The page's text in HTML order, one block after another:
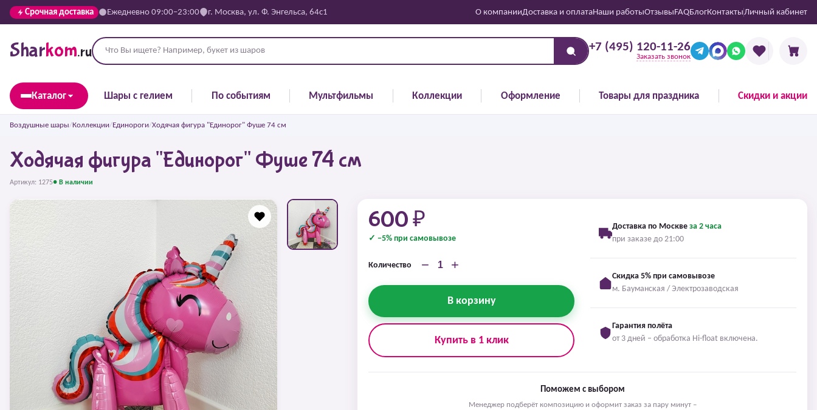
Срочная доставка Ежедневно 09:00–23:00 г. Москва, ул. Ф. Энгельса, 64с1 О компанииДоставка и оплатаНаши работыОтзывыFAQБлогКонтактыЛичный кабинет
Sharkom.ru +7 (495) 120-11-26
Заказать звонок
Каталог Шары с гелием По событиям Мультфильмы Коллекции Оформление Товары для праздника Скидки и акции
Воздушные шары/Коллекции/Единороги/Ходячая фигура "Единорог" Фуше 74 см
Ходячая фигура "Единорог" Фуше 74 см
Артикул: 1275● В наличии
600 ₽
✓ −5% при самовывозе
Количество − +
В корзину
Купить в 1 клик
Доставка по Москве за 2 часа
при заказе до 21:00
Скидка 5% при самовывозе
м. Бауманская / Электрозаводская
Гарантия полёта
от 3 дней – обработка Hi-float включена.
Поможем с выбором
Менеджер подберёт композицию и оформит заказ за пару минут –